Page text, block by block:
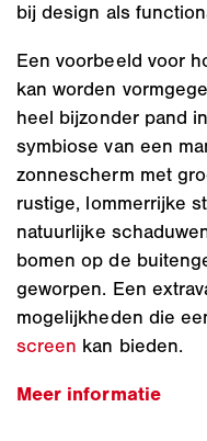
bij design als
Een voorbeeld voor
kan worden
heel bijzonder pand
symbiose van een
zonnescherm met
rustige, lommerrijke
natuurlijke
bomen op de
geworpen. Een
mogelijkheden die
screen kan bieden.
Meer informatie